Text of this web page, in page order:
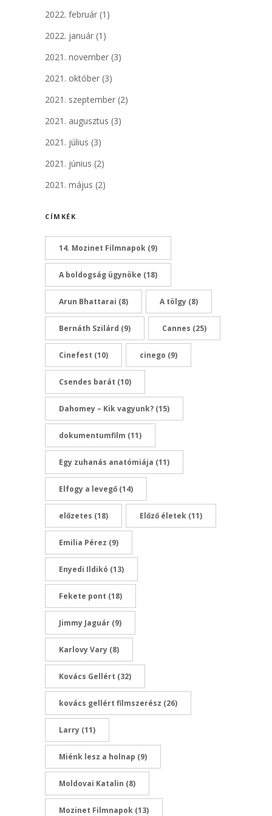
2022. február (1)
2022. január (1)
2021. november (3)
2021. október (3)
2021. szeptember (2)
2021. augusztus (3)
2021. július (3)
2021. június (2)
2021. május (2)
CÍMKÉK
14. Mozinet Filmnapok (9)
A boldogság ügynöke (18)
Arun Bhattarai (8) A tölgy (8)
Bernáth Szilárd (9) Cannes (25)
Cinefest (10) cinego (9)
Csendes barát (10)
Dahomey – Kik vagyunk? (15)
dokumentumfilm (11)
Egy zuhanás anatómiája (11)
Elfogy a levegő (14)
előzetes (18) Előző életek (11)
Emilia Pérez (9)
Enyedi Ildikó (13)
Fekete pont (18)
Jimmy Jaguár (9)
Karlovy Vary (8)
Kovács Gellért (32)
kovács gellért filmszerész (26)
Larry (11)
Miénk lesz a holnap (9)
Moldovai Katalin (8)
Mozinet Filmnapok (13)